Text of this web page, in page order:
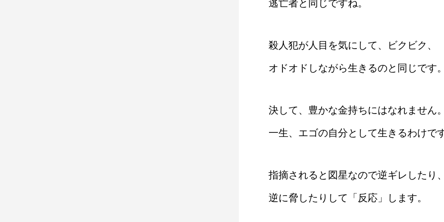
逃亡者と同じですね。
殺人犯が人目を気にして、ビクビク、
オドオドしながら生きるのと同じです。
決して、豊かな金持ちにはなれません。
一生、エゴの自分として生きるわけで
指摘されると図星なので逆ギレしたり、
逆に脅したりして「反応」します。